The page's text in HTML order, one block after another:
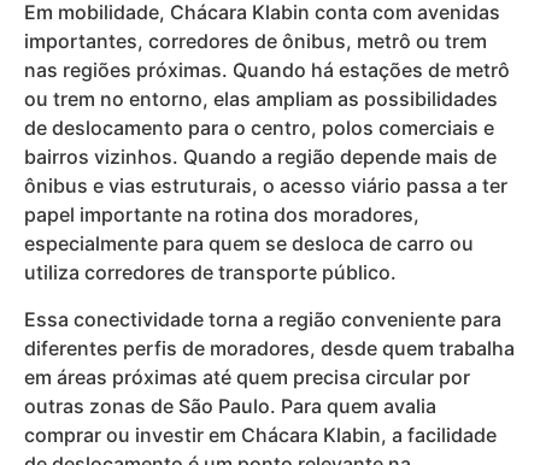
Em mobilidade, Chácara Klabin conta com avenidas
importantes, corredores de ônibus, metrô ou trem
nas regiões próximas. Quando há estações de metrô
ou trem no entorno, elas ampliam as possibilidades
de deslocamento para o centro, polos comerciais e
bairros vizinhos. Quando a região depende mais de
ônibus e vias estruturais, o acesso viário passa a ter
papel importante na rotina dos moradores,
especialmente para quem se desloca de carro ou
utiliza corredores de transporte público.
Essa conectividade torna a região conveniente para
diferentes perfis de moradores, desde quem trabalha
em áreas próximas até quem precisa circular por
outras zonas de São Paulo. Para quem avalia
comprar ou investir em Chácara Klabin, a facilidade